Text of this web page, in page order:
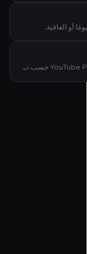
أو العافية.
احسب التكلفة الشهرية والسنوية لاشتراك YouTube Premium حسب نوع الخطة.